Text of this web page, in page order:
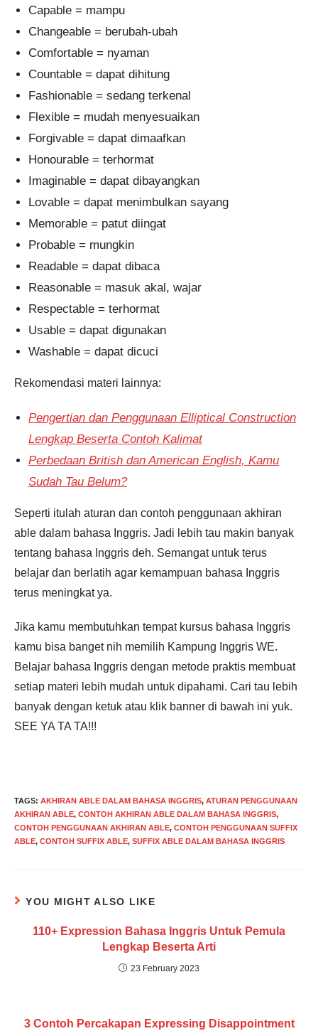
Capable = mampu
Changeable = berubah-ubah
Comfortable = nyaman
Countable = dapat dihitung
Fashionable = sedang terkenal
Flexible = mudah menyesuaikan
Forgivable = dapat dimaafkan
Honourable = terhormat
Imaginable = dapat dibayangkan
Lovable = dapat menimbulkan sayang
Memorable = patut diingat
Probable = mungkin
Readable = dapat dibaca
Reasonable = masuk akal, wajar
Respectable = terhormat
Usable = dapat digunakan
Washable = dapat dicuci
Rekomendasi materi lainnya:
Pengertian dan Penggunaan Elliptical Construction
Lengkap Beserta Contoh Kalimat
Perbedaan British dan American English, Kamu
Sudah Tau Belum?
Seperti itulah aturan dan contoh penggunaan akhiran
able dalam bahasa Inggris. Jadi lebih tau makin banyak
tentang bahasa Inggris deh. Semangat untuk terus
belajar dan berlatih agar kemampuan bahasa Inggris
terus meningkat ya.
Jika kamu membutuhkan tempat kursus bahasa Inggris
kamu bisa banget nih memilih Kampung Inggris WE.
Belajar bahasa Inggris dengan metode praktis membuat
setiap materi lebih mudah untuk dipahami. Cari tau lebih
banyak dengan ketuk atau klik banner di bawah ini yuk.
SEE YA TA TA!!!
TAGS: AKHIRAN ABLE DALAM BAHASA INGGRIS, ATURAN PENGGUNAAN
AKHIRAN ABLE, CONTOH AKHIRAN ABLE DALAM BAHASA INGGRIS,
CONTOH PENGGUNAAN AKHIRAN ABLE, CONTOH PENGGUNAAN SUFFIX
ABLE, CONTOH SUFFIX ABLE, SUFFIX ABLE DALAM BAHASA INGGRIS
YOU MIGHT ALSO LIKE
110+ Expression Bahasa Inggris Untuk Pemula
Lengkap Beserta Arti
23 February 2023
3 Contoh Percakapan Expressing Disappointment